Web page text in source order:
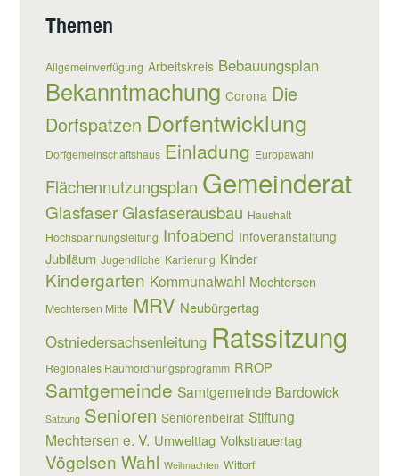
Themen
Allgemeinverfügung Arbeitskreis Bebauungsplan
Bekanntmachung Corona Die
Dorfspatzen Dorfentwicklung
Dorfgemeinschaftshaus Einladung Europawahl
Flächennutzungsplan Gemeinderat
Glasfaser Glasfaserausbau Haushalt
Hochspannungsleitung Infoabend Infoveranstaltung
Jubiläum Jugendliche Kartierung Kinder
Kindergarten Kommunalwahl Mechtersen
Mechtersen Mitte MRV Neubürgertag
Ostniedersachsenleitung Ratssitzung
Regionales Raumordnungsprogramm RROP
Samtgemeinde Samtgemeinde Bardowick
Satzung Senioren Seniorenbeirat Stiftung
Mechtersen e. V. Umwelttag Volkstrauertag
Vögelsen Wahl Weihnachten Wittorf